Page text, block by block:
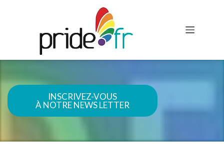
INSCRIVEZ-VOUS
À NOTRE NEWS LETTER